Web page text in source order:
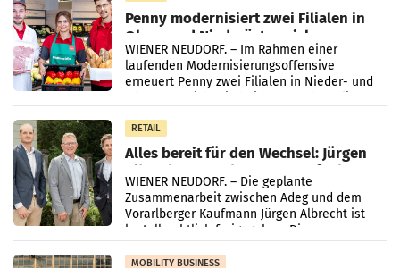
Penny modernisiert zwei Filialen in
Ober- und Niederösterreich
WIENER NEUDORF. – Im Rahmen einer
laufenden Modernisierungsoffensive
erneuert Penny zwei Filialen in Nieder- und
RETAIL
Alles bereit für den Wechsel: Jürgen
Albrecht setzt ab 1.1.2027 auf Adeg
WIENER NEUDORF. – Die geplante
Zusammenarbeit zwischen Adeg und dem
Vorarlberger Kaufmann Jürgen Albrecht ist
kartellrechtlich freigegeben: Die
Bundeswettbewerbsbehörde und der
Bundeskartellanwalt
MOBILITY BUSINESS